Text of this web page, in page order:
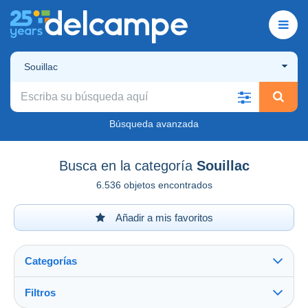
Souillac
Búsqueda avanzada
Busca en la categoría Souillac
6.536 objetos encontrados
Añadir a mis favoritos
Categorías
Filtros